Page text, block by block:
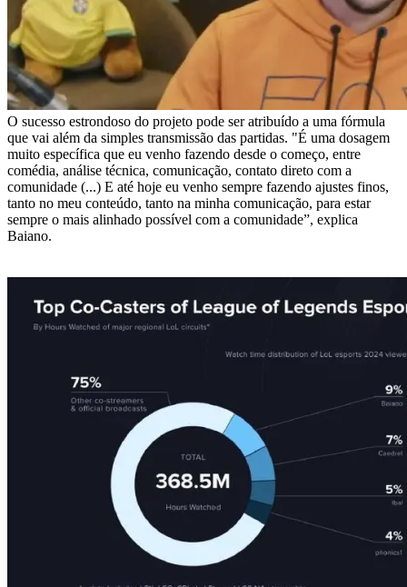
O sucesso estrondoso do projeto pode ser atribuído a uma fórmula
que vai além da simples transmissão das partidas. "É uma dosagem
muito específica que eu venho fazendo desde o começo, entre
comédia, análise técnica, comunicação, contato direto com a
comunidade (...) E até hoje eu venho sempre fazendo ajustes finos,
tanto no meu conteúdo, tanto na minha comunicação, para estar
sempre o mais alinhado possível com a comunidade”, explica
Baiano.